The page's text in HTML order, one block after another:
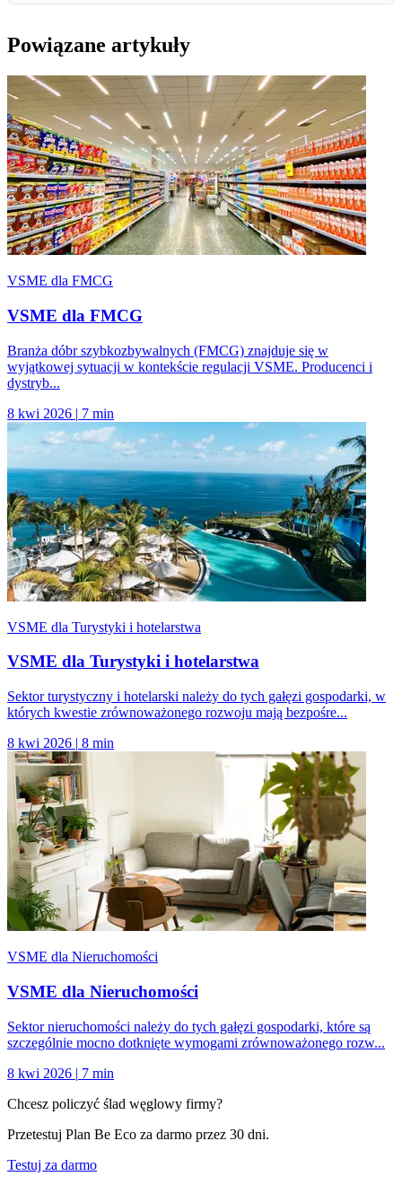
Powiązane artykuły
VSME dla FMCG
VSME dla FMCG
Branża dóbr szybkozbywalnych (FMCG) znajduje się w
wyjątkowej sytuacji w kontekście regulacji VSME. Producenci i
dystryb...
8 kwi 2026 | 7 min
VSME dla Turystyki i hotelarstwa
VSME dla Turystyki i hotelarstwa
Sektor turystyczny i hotelarski należy do tych gałęzi gospodarki, w
których kwestie zrównoważonego rozwoju mają bezpośre...
8 kwi 2026 | 8 min
VSME dla Nieruchomości
VSME dla Nieruchomości
Sektor nieruchomości należy do tych gałęzi gospodarki, które są
szczególnie mocno dotknięte wymogami zrównoważonego rozw...
8 kwi 2026 | 7 min
Chcesz policzyć ślad węglowy firmy?
Przetestuj Plan Be Eco za darmo przez 30 dni.
Testuj za darmo